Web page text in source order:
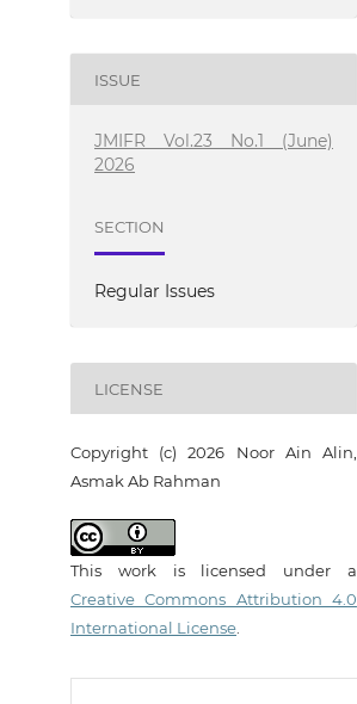
ISSUE
JMIFR Vol.23 No.1 (June)
2026
SECTION
Regular Issues
LICENSE
Copyright (c) 2026 Noor Ain Alin,
Asmak Ab Rahman
This work is licensed under a
Creative Commons Attribution 4.0
International License